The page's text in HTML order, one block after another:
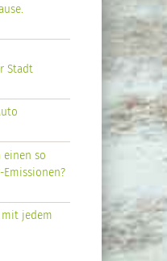
Stadt
einen so
Emissionen?
mit jedem